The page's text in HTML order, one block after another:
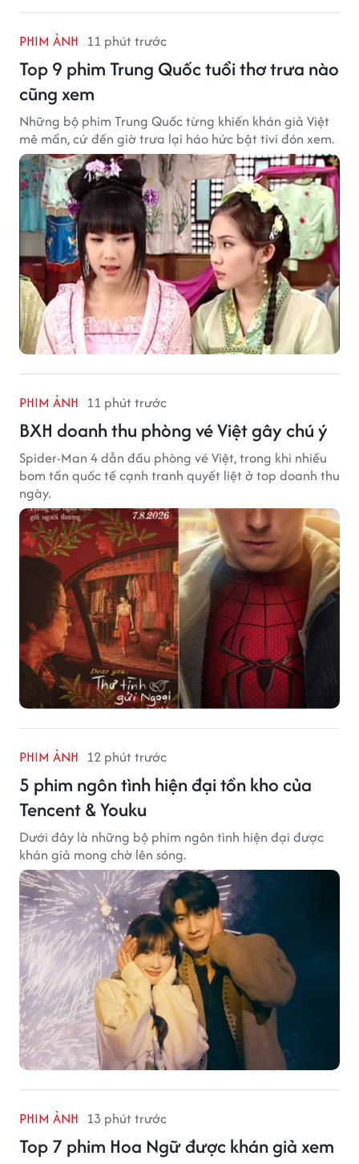
PHIM ẢNH 11 phút trước
Top 9 phim Trung Quốc tuổi thơ trưa nào
cũng xem
Những bộ phim Trung Quốc từng khiến khán giả Việt
mê mẩn, cứ đến giờ trưa lại háo hức bật tivi đón xem.
PHIM ẢNH 11 phút trước
BXH doanh thu phòng vé Việt gây chú ý
Spider-Man 4 dẫn đầu phòng vé Việt, trong khi nhiều
bom tấn quốc tế cạnh tranh quyết liệt ở top doanh thu
ngày.
PHIM ẢNH 12 phút trước
5 phim ngôn tình hiện đại tồn kho của
Tencent & Youku
Dưới đây là những bộ phim ngôn tình hiện đại được
khán giả mong chờ lên sóng.
PHIM ẢNH 13 phút trước
Top 7 phim Hoa Ngữ được khán giả xem